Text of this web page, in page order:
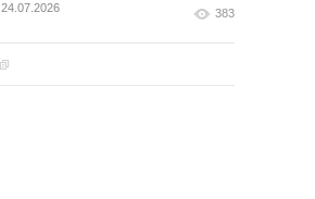
24.07.2026 383